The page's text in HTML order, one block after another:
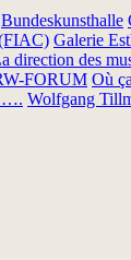
Bundeskunsthalle
Galerie
direction des
FORUM Où
…. Wolfgang